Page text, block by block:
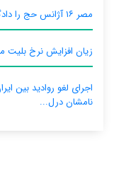
مصر ۱۶ آژانس حج را دادگاهی می‌کند
زیان افزایش نرخ بلیت
اجرای لغو روادید بین
نامشان درل...